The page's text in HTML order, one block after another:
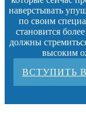
наверстывать
по своим
становится
должны
высоким
ВСТУПИТЬ